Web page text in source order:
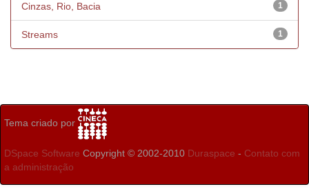
1
Cinzas, Rio, Bacia
1
Streams
Tema criado por
DSpace Software Copyright © 2002-2010 Duraspace - Contato com
a administração